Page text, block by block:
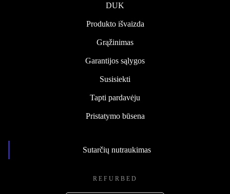
DUK
Produkto išvaizda
Grąžinimas
Garantijos sąlygos
Susisiekti
Tapti pardavėju
Pristatymo būsena
Sutarčių nutraukimas
REFURBED